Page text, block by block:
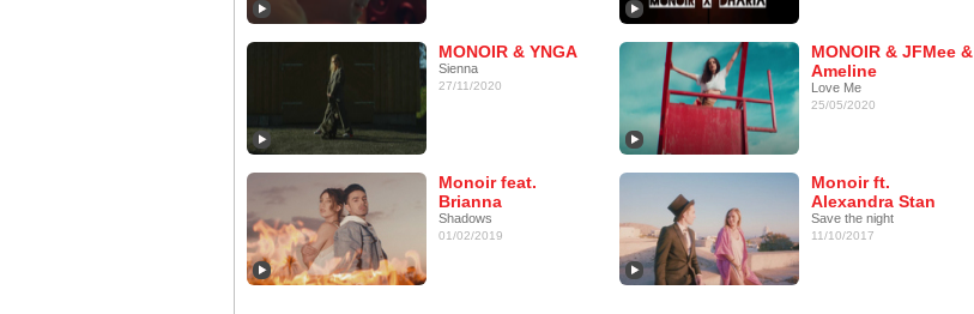
MONOIR & YNGA
Sienna
27/11/2020
MONOIR & JFMee &
Ameline
Love Me
25/05/2020
Monoir feat.
Brianna
Shadows
01/02/2019
Monoir ft.
Alexandra Stan
Save the night
11/10/2017